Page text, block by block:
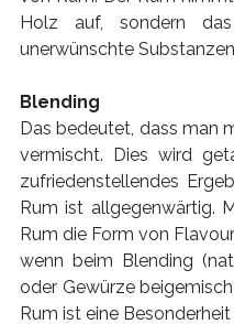
Holz auf, sondern
unerwünschte
Blending
Das bedeutet, dass man
vermischt. Dies wird
zufriedenstellendes
Rum ist allgegenwärtig.
Rum die Form von
wenn beim Blending
oder Gewürze
Rum ist eine